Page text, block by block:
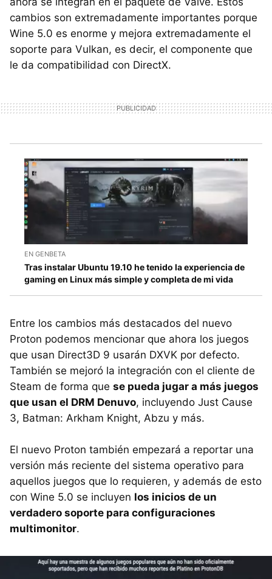
cambios son extremadamente importantes porque
Wine 5.0 es enorme y mejora extremadamente el
soporte para Vulkan, es decir, el componente que
le da compatibilidad con DirectX.
EN GENBETA
Tras instalar Ubuntu 19.10 he tenido la experiencia de
gaming en Linux más simple y completa de mi vida
Entre los cambios más destacados del nuevo
Proton podemos mencionar que ahora los juegos
que usan Direct3D 9 usarán DXVK por defecto.
También se mejoró la integración con el cliente de
Steam de forma que se pueda jugar a más juegos
que usan el DRM Denuvo, incluyendo Just Cause
3, Batman: Arkham Knight, Abzu y más.
El nuevo Proton también empezará a reportar una
versión más reciente del sistema operativo para
aquellos juegos que lo requieren, y además de esto
con Wine 5.0 se incluyen los inicios de un
verdadero soporte para configuraciones
multimonitor.